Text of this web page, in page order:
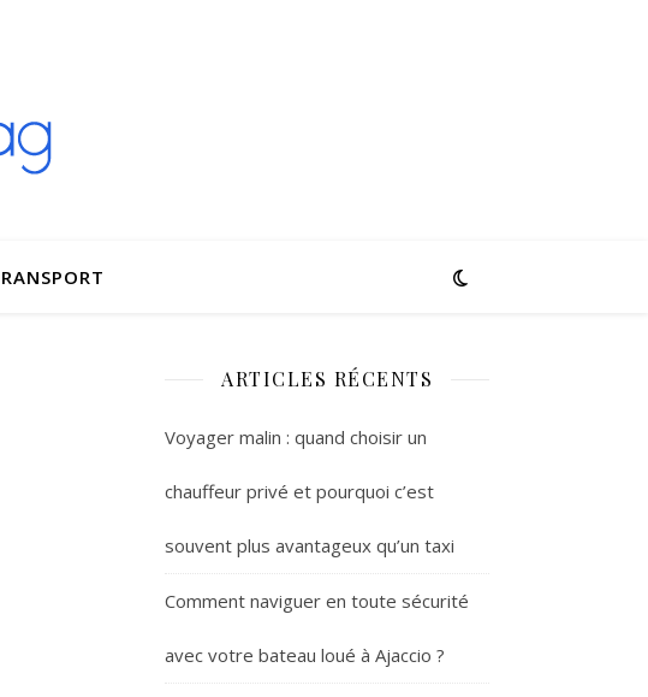
ARTICLES RÉCENTS
Voyager malin : quand choisir un
chauffeur privé et pourquoi c’est
souvent plus avantageux qu’un taxi
Comment naviguer en toute sécurité
avec votre bateau loué à Ajaccio ?